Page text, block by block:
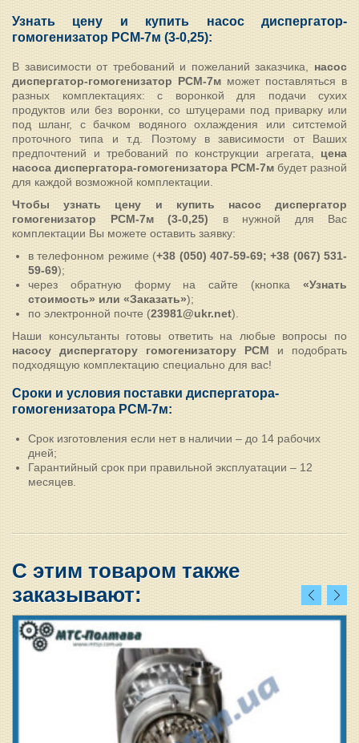
Узнать цену и купить насос диспергатор-
гомогенизатор РСМ-7м (3-0,25):
В зависимости от требований и пожеланий заказчика, насос
диспергатор-гомогенизатор РСМ-7м может поставляться в
разных комплектациях: с воронкой для подачи сухих
продуктов или без воронки, со штуцерами под приварку или
под шланг, с бачком водяного охлаждения или ситстемой
проточного типа и т.д. Поэтому в зависимости от Ваших
предпочтений и требований по конструкции агрегата, цена
насоса диспергатора-гомогенизатора РСМ-7м будет разной
для каждой возможной комплектации.
Чтобы узнать цену и купить насос диспергатор
гомогенизатор РСМ-7м (3-0,25) в нужной для Вас
комплектации Вы можете оставить заявку:
в телефонном режиме (+38 (050) 407-59-69; +38 (067) 531-
59-69);
через обратную форму на сайте (кнопка «Узнать
стоимость» или «Заказать»);
по электронной почте (23981@ukr.net).
Наши консультанты готовы ответить на любые вопросы по
насосу диспергатору гомогенизатору РСМ и подобрать
подходящую комплектацию специально для вас!
Сроки и условия поставки диспергатора-
гомогенизатора РСМ-7м:
Срок изготовления если нет в наличии – до 14 рабочих
дней;
Гарантийный срок при правильной эксплуатации – 12
месяцев.
С этим товаром также
заказывают: